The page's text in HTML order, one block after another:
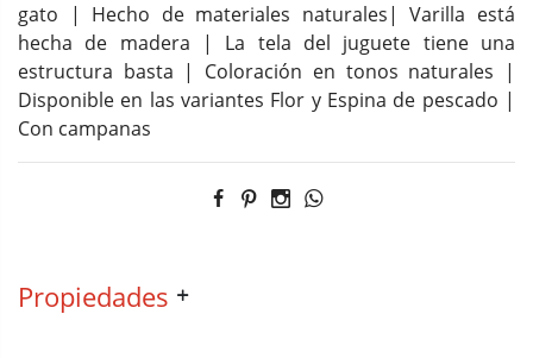
gato | Hecho de materiales naturales| Varilla está
hecha de madera | La tela del juguete tiene una
estructura basta | Coloración en tonos naturales |
Disponible en las variantes Flor y Espina de pescado |
Con campanas
Propiedades